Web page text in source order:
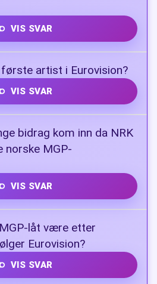
VIS SVAR
artist i Eurovision?
VIS SVAR
bidrag kom inn da NRK
norske MGP-
VIS SVAR
låt være etter
Eurovision?
VIS SVAR